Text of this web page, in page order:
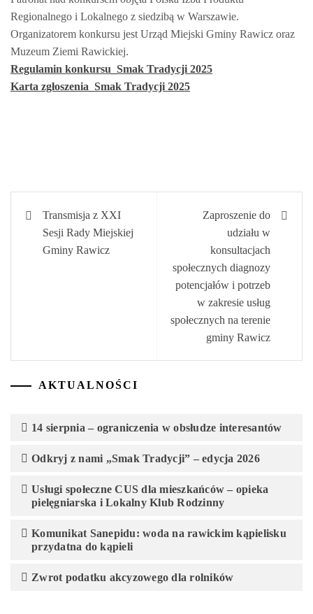
Regionalnego i Lokalnego z siedzibą w Warszawie.
Organizatorem konkursu jest Urząd Miejski Gminy Rawicz oraz
Muzeum Ziemi Rawickiej.
Regulamin konkursu_Smak Tradycji 2025
Karta zgłoszenia_Smak Tradycji 2025
Nawigacja
wpisu
Transmisja z XXI
Sesji Rady Miejskiej
Gminy Rawicz
Zaproszenie do
udziału w
konsultacjach
społecznych diagnozy
potencjałów i potrzeb
w zakresie usług
społecznych na terenie
gminy Rawicz
AKTUALNOŚCI
14 sierpnia – ograniczenia w obsłudze interesantów
Odkryj z nami „Smak Tradycji” – edycja 2026
Usługi społeczne CUS dla mieszkańców – opieka
pielęgniarska i Lokalny Klub Rodzinny
Komunikat Sanepidu: woda na rawickim kąpielisku
przydatna do kąpieli
Zwrot podatku akcyzowego dla rolników